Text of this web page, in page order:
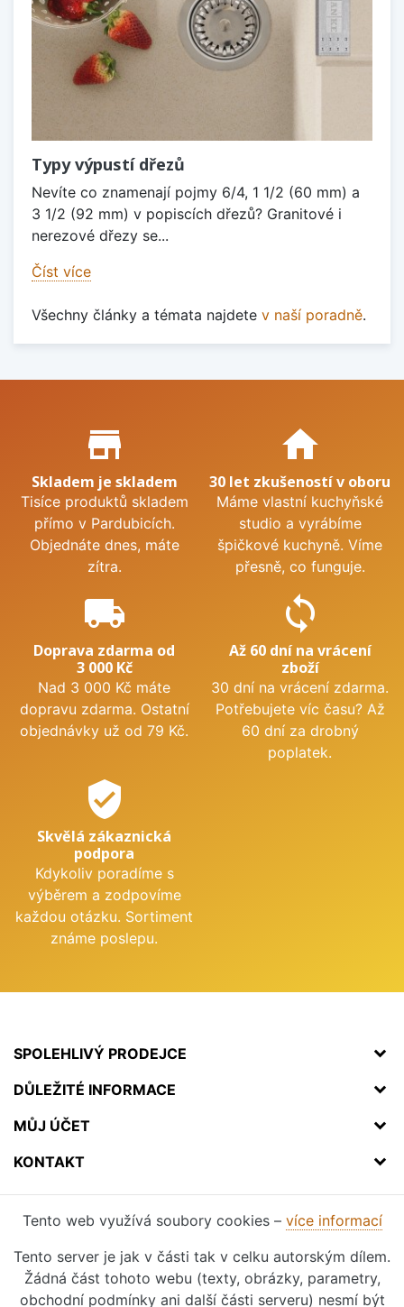
Typy výpustí dřezů
Nevíte co znamenají pojmy 6/4, 1 1/2 (60 mm) a
3 1/2 (92 mm) v popiscích dřezů? Granitové i
nerezové dřezy se...
Číst více
Všechny články a témata najdete v naší poradně.
Proč nakupovat u nás?
store_mall_directory
Skladem je skladem
Tisíce produktů skladem
přímo v Pardubicích.
Objednáte dnes, máte
zítra.
home
30 let zkušeností v oboru
Máme vlastní kuchyňské
studio a vyrábíme
špičkové kuchyně. Víme
přesně, co funguje.
local_shipping
Doprava zdarma od
3 000 Kč
Nad 3 000 Kč máte
dopravu zdarma. Ostatní
objednávky už od 79 Kč.
sync
Až 60 dní na vrácení
zboží
30 dní na vrácení zdarma.
Potřebujete víc času? Až
60 dní za drobný
poplatek.
verified_user
Skvělá zákaznická
podpora
Kdykoliv poradíme s
výběrem a zodpovíme
každou otázku. Sortiment
známe poslepu.
SPOLEHLIVÝ PRODEJCE
DŮLEŽITÉ INFORMACE
MŮJ ÚČET
KONTAKT
Tento web využívá soubory cookies – více informací
Tento server je jak v části tak v celku autorským dílem.
Žádná část tohoto webu (texty, obrázky, parametry,
obchodní podmínky ani další části serveru) nesmí být